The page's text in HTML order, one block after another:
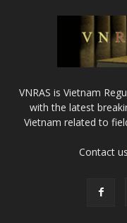
VNRAS is Vietnam
with the latest
Vietnam related to
Contact